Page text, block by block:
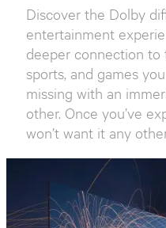
Discover the Dolby
entertainment
deeper connection to
sports, and games
missing with an
other. Once you’ve
won’t want it any